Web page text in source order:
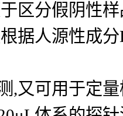
区分假阴性
据人源性成
,又可用于定